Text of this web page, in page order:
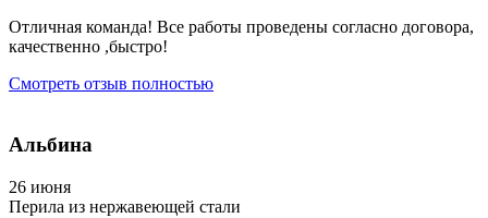
Отличная команда! Все работы проведены согласно договора,
качественно ,быстро!
Смотреть отзыв полностью
Альбина
26 июня
Перила из нержавеющей стали